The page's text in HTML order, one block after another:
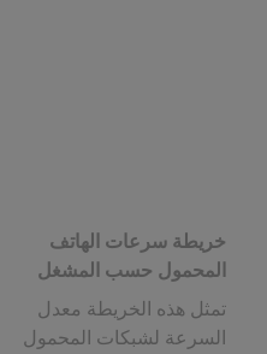
خريطة سرعات الهاتف
المحمول حسب المشغل
تمثل هذه الخريطة معدل
السرعة لشبكات المحمول